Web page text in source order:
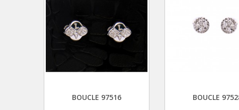
BOUCLE 97516 BOUCLE